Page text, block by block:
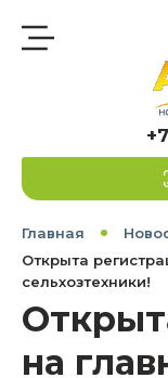
Главная
Открыта
сельхозтехники!
на